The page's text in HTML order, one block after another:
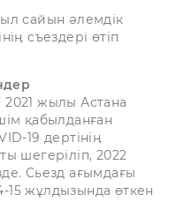
сайын әлемдік
съездері өтіп
2021 жылы Астана
қабылданған
19 дертінің
шегеріліп, 2022
Сьезд ағымдағы
жұлдызында өткен